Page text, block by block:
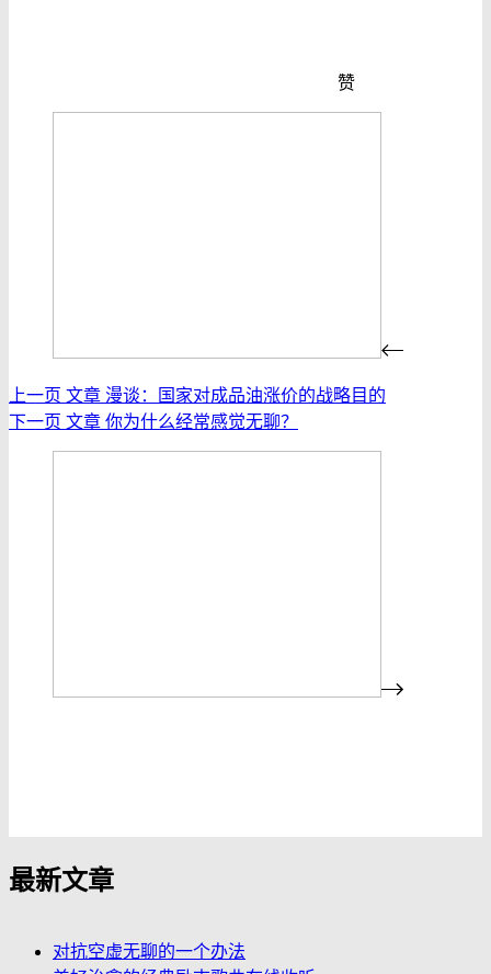
赞
上一页 文章 漫谈：国家对成品油涨价的战略目的
下一页 文章 你为什么经常感觉无聊？
最新文章
对抗空虚无聊的一个办法